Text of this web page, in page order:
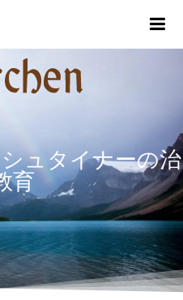
ュタイナーの治
育